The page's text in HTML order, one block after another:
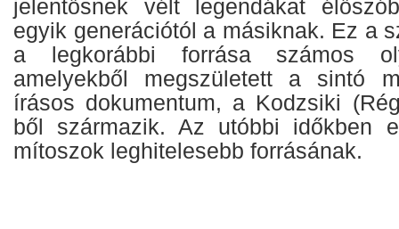
jelentősnek vélt legendákat
egyik generációtól a másiknak. Ez a
a legkorábbi forrása számos
amelyekből megszületett a sintó
írásos dokumentum, a Kodzsiki
ből származik. Az utóbbi időkben
mítoszok leghitelesebb forrásának.